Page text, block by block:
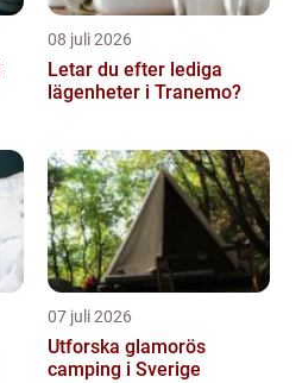
08 juli 2026
Letar du efter lediga
lägenheter i Tranemo?
07 juli 2026
Utforska glamorös
camping i Sverige